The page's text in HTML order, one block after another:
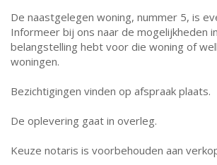
De naastgelegen woning, nummer 5, is
Informeer bij ons naar de mogelijkheden
belangstelling hebt voor die woning of
woningen.
Bezichtigingen vinden op afspraak plaats.
De oplevering gaat in overleg.
Keuze notaris is voorbehouden aan